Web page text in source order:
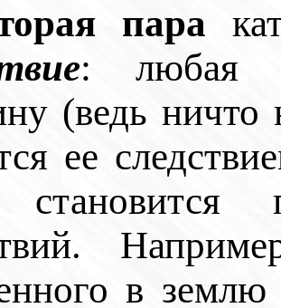
пара
: любая
(ведь ничто
ее
становится
в